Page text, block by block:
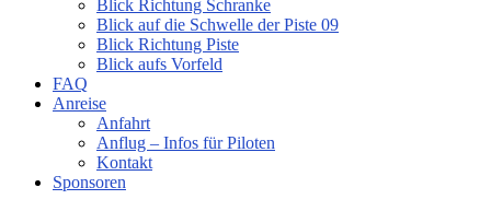
Blick Richtung Schranke
Blick auf die Schwelle der Piste 09
Blick Richtung Piste
Blick aufs Vorfeld
FAQ
Anreise
Anfahrt
Anflug – Infos für Piloten
Kontakt
Sponsoren